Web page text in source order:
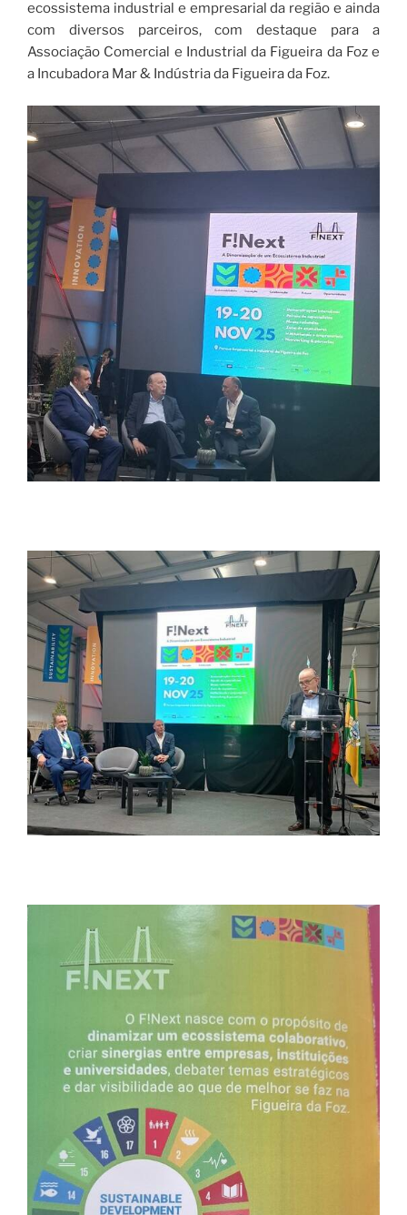
ecossistema industrial e empresarial da região e ainda
com diversos parceiros, com destaque para a
Associação Comercial e Industrial da Figueira da Foz e
a Incubadora Mar & Indústria da Figueira da Foz.